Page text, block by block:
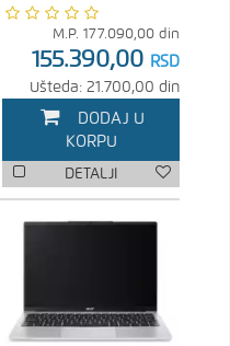
M.P. 177.090,00 din
155.390,00 RSD
Ušteda: 21.700,00 din
DODAJ U
KORPU
DETALJI